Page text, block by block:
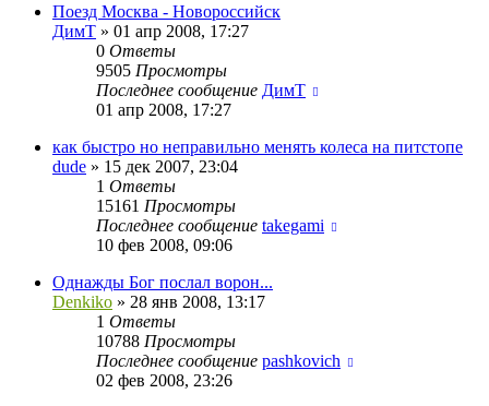
Поезд Москва - Новороссийск
ДимТ » 01 апр 2008, 17:27
0 Ответы
9505 Просмотры
Последнее сообщение ДимТ
01 апр 2008, 17:27
как быстро но неправильно менять колеса на питстопе
dude » 15 дек 2007, 23:04
1 Ответы
15161 Просмотры
Последнее сообщение takegami
10 фев 2008, 09:06
Однажды Бог послал ворон...
Denkiko » 28 янв 2008, 13:17
1 Ответы
10788 Просмотры
Последнее сообщение pashkovich
02 фев 2008, 23:26